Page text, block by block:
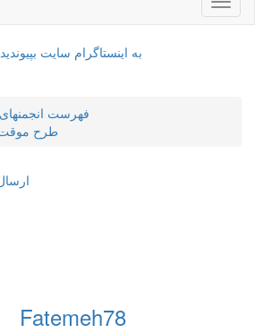
فهرست
طرح
Fatemeh78